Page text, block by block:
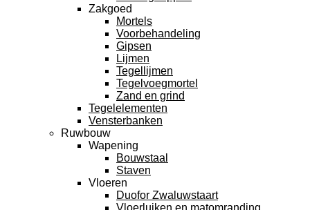
Zakgoed
Mortels
Voorbehandeling
Gipsen
Lijmen
Tegellijmen
Tegelvoegmortel
Zand en grind
Tegelelementen
Vensterbanken
Ruwbouw
Wapening
Bouwstaal
Staven
Vloeren
Duofor Zwaluwstaart